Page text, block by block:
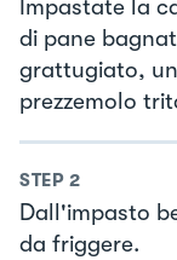
Impastate la
di pane
grattugiato,
prezzemolo
STEP 2
Dall'impasto
da friggere.